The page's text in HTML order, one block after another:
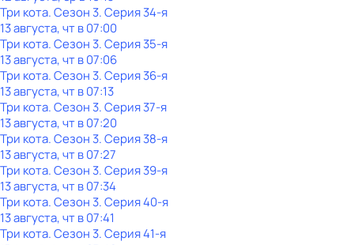
Три кота. Сезон 3. Серия 34-я
13 августа, чт в 07:00
Три кота. Сезон 3. Серия 35-я
13 августа, чт в 07:06
Три кота. Сезон 3. Серия 36-я
13 августа, чт в 07:13
Три кота. Сезон 3. Серия 37-я
13 августа, чт в 07:20
Три кота. Сезон 3. Серия 38-я
13 августа, чт в 07:27
Три кота. Сезон 3. Серия 39-я
13 августа, чт в 07:34
Три кота. Сезон 3. Серия 40-я
13 августа, чт в 07:41
Три кота. Сезон 3. Серия 41-я